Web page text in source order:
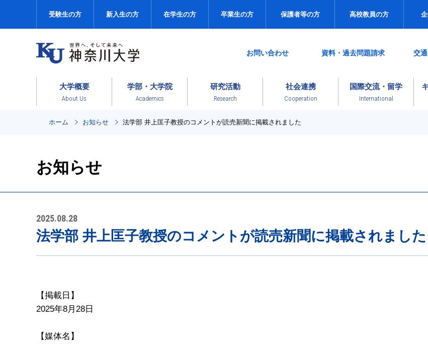
受験生の方 新入生の方 在学生の方 卒業生の方 保護者等の方 高校教員の方
お問い合わせ 資料・過去問題請求 交
大学概要
About Us
学部・大学院
Academics
研究活動
Research
社会連携
Cooperation
国際交流・留学
International
ホーム お知らせ 法学部 井上匡子教授のコメントが読売新聞に掲載されました
お知らせ
2025.08.28
法学部 井上匡子教授のコメントが読売新聞に掲載されました
【掲載日】
2025年8月28日
【媒体名】